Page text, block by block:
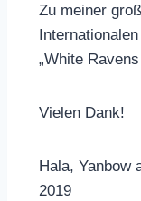
Zu meiner
„White
Vielen Dank!
Hala, Yanbow
2019